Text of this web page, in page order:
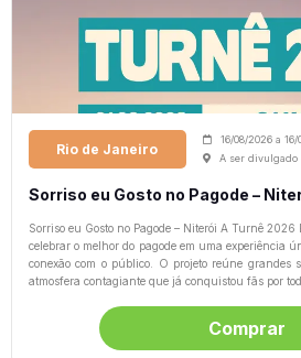
Rio de Janeiro
16/08/2026a 16/
A ser divulgado
Sorriso eu Gosto no Pagode –
Sorriso eu Gosto no Pagode – Niterói A Turnê 2026
celebrar o melhor do pagode em uma experiência
conexão com o público. O projeto reúne grandes
atmosfera contagiante que já conquistou fãs por
Comprar